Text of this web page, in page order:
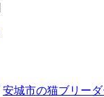
安城市の猫ブリーダ